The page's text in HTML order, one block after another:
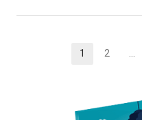
Pagination
publications
Page
1 Page
2 …